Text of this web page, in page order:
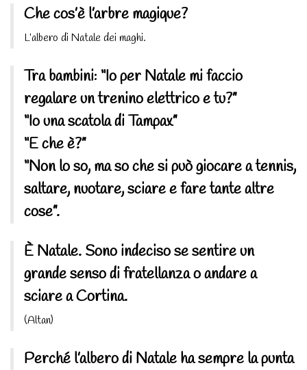
Che cos’è l’arbre magique?
L’albero di Natale dei maghi.
Tra bambini: “Io per Natale mi faccio
regalare un trenino elettrico e tu?”
“Io una scatola di Tampax”
“E che è?”
“Non lo so, ma so che si può giocare a tennis,
saltare, nuotare, sciare e fare tante altre
cose”.
È Natale. Sono indeciso se sentire un
grande senso di fratellanza o andare a
sciare a Cortina.
(Altan)
Perché l’albero di Natale ha sempre la punta